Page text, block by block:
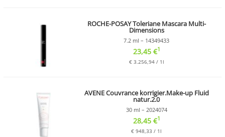
ROCHE-POSAY Toleriane Mascara Multi-
Dimensions
7.2 ml – 14349433
23,45 €1
€ 3.256,94 / 1l
AVENE Couvrance korrigier.Make-up Fluid
natur.2.0
30 ml – 2024074
28,45 €1
€ 948,33 / 1l